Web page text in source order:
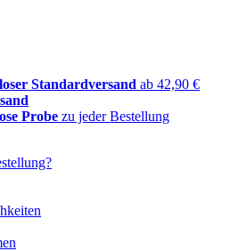
Standardversand ab 42,90 €
Probe zu jeder Bestellung